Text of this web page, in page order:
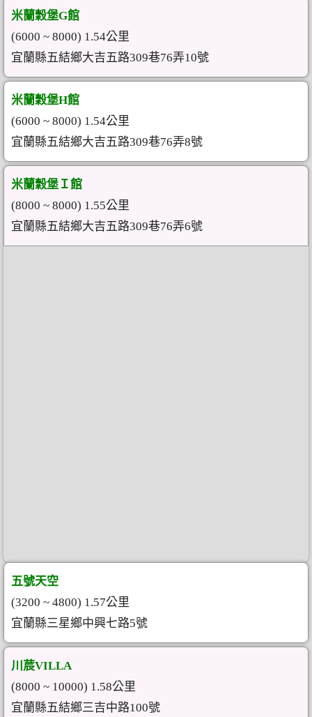
米蘭穀堡G館
(6000 ~ 8000) 1.54公里
宜蘭縣五結鄉大吉五路309巷76弄10號
米蘭穀堡H館
(6000 ~ 8000) 1.54公里
宜蘭縣五結鄉大吉五路309巷76弄8號
米蘭穀堡Ｉ館
(8000 ~ 8000) 1.55公里
宜蘭縣五結鄉大吉五路309巷76弄6號
五號天空
(3200 ~ 4800) 1.57公里
宜蘭縣三星鄉中興七路5號
川莀VILLA
(8000 ~ 10000) 1.58公里
宜蘭縣五結鄉三吉中路100號